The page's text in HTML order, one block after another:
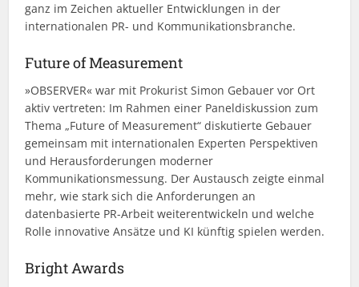
ganz im Zeichen aktueller Entwicklungen in der
internationalen PR- und Kommunikationsbranche.
Future of Measurement
»OBSERVER« war mit Prokurist Simon Gebauer vor Ort
aktiv vertreten: Im Rahmen einer Paneldiskussion zum
Thema „Future of Measurement“ diskutierte Gebauer
gemeinsam mit internationalen Experten Perspektiven
und Herausforderungen moderner
Kommunikationsmessung. Der Austausch zeigte einmal
mehr, wie stark sich die Anforderungen an
datenbasierte PR-Arbeit weiterentwickeln und welche
Rolle innovative Ansätze und KI künftig spielen werden.
Bright Awards